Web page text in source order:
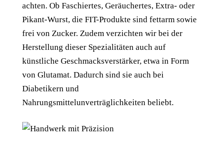
achten. Ob Faschiertes, Geräuchertes, Extra- oder
Pikant-Wurst, die FIT-Produkte sind fettarm sowie
frei von Zucker. Zudem verzichten wir bei der
Herstellung dieser Spezialitäten auch auf
künstliche Geschmacksverstärker, etwa in Form
von Glutamat. Dadurch sind sie auch bei
Diabetikern und
Nahrungsmittelunverträglichkeiten beliebt.